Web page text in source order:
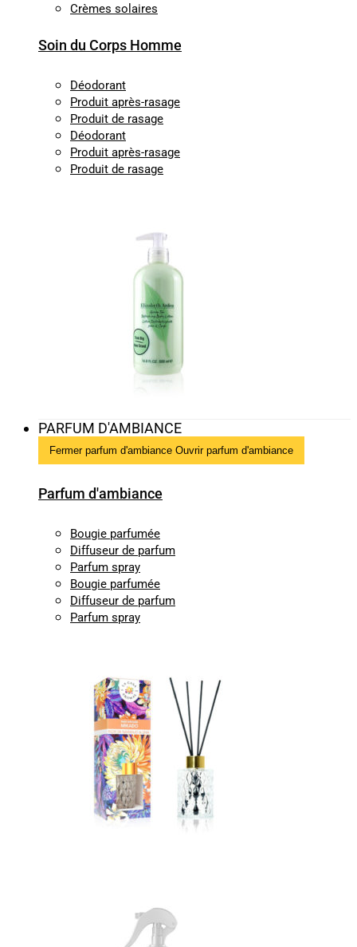
Crèmes solaires
Soin du Corps Homme
Déodorant
Produit après-rasage
Produit de rasage
Déodorant
Produit après-rasage
Produit de rasage
PARFUM D'AMBIANCE
Fermer parfum d'ambiance Ouvrir parfum d'ambiance
Parfum d'ambiance
Bougie parfumée
Diffuseur de parfum
Parfum spray
Bougie parfumée
Diffuseur de parfum
Parfum spray